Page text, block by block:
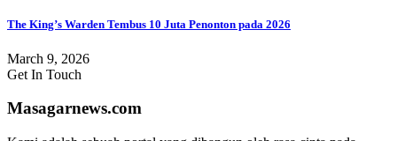
The King’s Warden Tembus 10 Juta Penonton pada 2026
March 9, 2026
Get In Touch
Masagarnews.com